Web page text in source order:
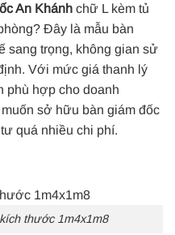
An Khánh chữ L kèm tủ
Đây là mẫu bàn
sang trọng, không gian sử
Với mức giá thanh lý
phù hợp cho doanh
sở hữu bàn giám đốc
quá nhiều chi phí.
thước 1m4x1m8